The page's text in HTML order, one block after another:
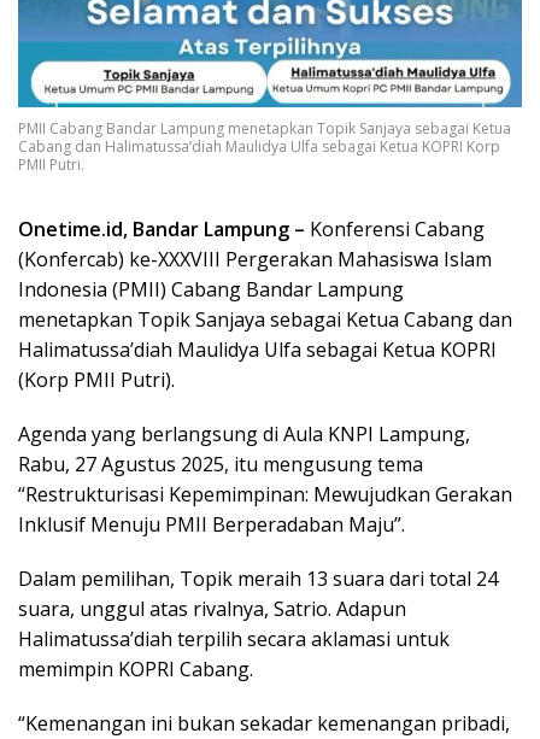
PMII Cabang Bandar Lampung menetapkan Topik Sanjaya sebagai Ketua
Cabang dan Halimatussa’diah Maulidya Ulfa sebagai Ketua KOPRI Korp
PMII Putri.
Onetime.id, Bandar Lampung – Konferensi Cabang
(Konfercab) ke-XXXVIII Pergerakan Mahasiswa Islam
Indonesia (PMII) Cabang Bandar Lampung
menetapkan Topik Sanjaya sebagai Ketua Cabang dan
Halimatussa’diah Maulidya Ulfa sebagai Ketua KOPRI
(Korp PMII Putri).
Agenda yang berlangsung di Aula KNPI Lampung,
Rabu, 27 Agustus 2025, itu mengusung tema
“Restrukturisasi Kepemimpinan: Mewujudkan Gerakan
Inklusif Menuju PMII Berperadaban Maju”.
Dalam pemilihan, Topik meraih 13 suara dari total 24
suara, unggul atas rivalnya, Satrio. Adapun
Halimatussa’diah terpilih secara aklamasi untuk
memimpin KOPRI Cabang.
“Kemenangan ini bukan sekadar kemenangan pribadi,